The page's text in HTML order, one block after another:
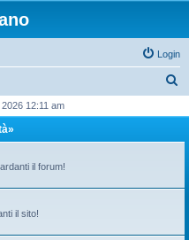
Login
c
12:11 am
il forum!
il sito!